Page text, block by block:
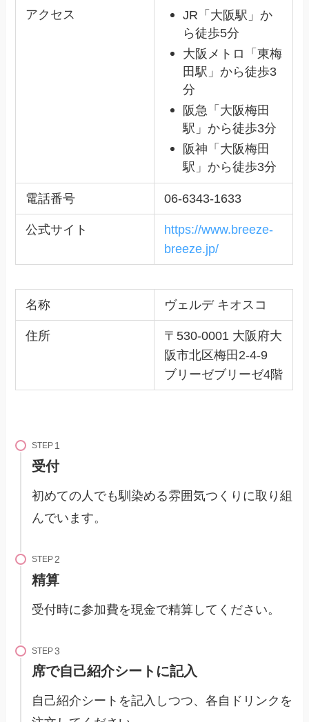
アクセス
JR「大阪駅」か
ら徒歩5分
大阪メトロ「東梅
田駅」から徒歩3
分
阪急「大阪梅田
駅」から徒歩3分
阪神「大阪梅田
駅」から徒歩3分
電話番号 06-6343-1633
公式サイト
https://www.breeze-
breeze.jp/
名称 ヴェルデ キオスコ
住所
〒530-0001 大阪府大
阪市北区梅田2-4-9
ブリーゼブリーゼ4階
STEP
受付
初めての人でも馴染める雰囲気つくりに取り組
んでいます。
STEP
精算
受付時に参加費を現金で精算してください。
STEP
席で自己紹介シートに記入
自己紹介シートを記入しつつ、各自ドリンクを